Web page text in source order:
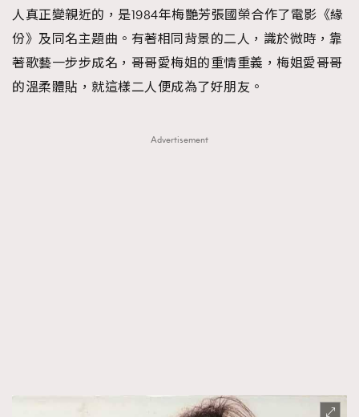
人真正變親近的，是1984年梅艷芳張國榮合作了電影《緣
份》及同名主題曲。有著相同背景的二人，識於微時，靠
著歌藝一步步成名，哥哥愛梅姐的重情重義，梅姐愛哥哥
的溫柔體貼，就這樣二人便成為了好朋友。
Advertisement